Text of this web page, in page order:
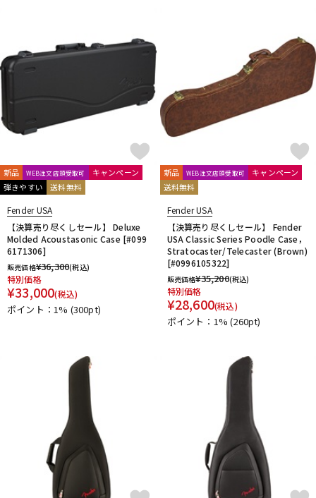
新品 WEB注文店頭受取可
キャンペーン
弾きやすい
送料無料
Fender USA
【決算売り尽くしセール】 Deluxe
Molded Acoustasonic Case [#099
6171306]
販売価格¥36,300(税込)
特別価格
¥33,000(税込)
ポイント：1% (300pt)
新品 WEB注文店頭受取可
キャンペーン
送料無料
Fender USA
【決算売り尽くしセール】 Fender
USA Classic Series Poodle Case，
Stratocaster/Telecaster (Brown)
[#0996105322]
販売価格¥35,200(税込)
特別価格
¥28,600(税込)
ポイント：1%(260pt)